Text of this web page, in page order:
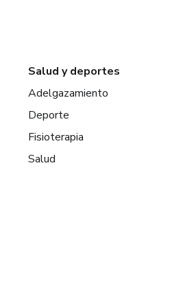
Salud y deportes
Adelgazamiento
Deporte
Fisioterapia
Salud